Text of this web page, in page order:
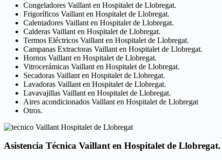
Congeladores Vaillant en Hospitalet de Llobregat.
Frigoríficos Vaillant en Hospitalet de Llobregat.
Calentadores Vaillant en Hospitalet de Llobregat.
Calderas Vaillant en Hospitalet de Llobregat.
Termos Eléctricos Vaillant en Hospitalet de Llobregat.
Campanas Extractoras Vaillant en Hospitalet de Llobregat.
Hornos Vaillant en Hospitalet de Llobregat.
Vitrocerámicas Vaillant en Hospitalet de Llobregat.
Secadoras Vaillant en Hospitalet de Llobregat.
Lavadoras Vaillant en Hospitalet de Llobregat.
Lavavajillas Vaillant en Hospitalet de Llobregat.
Aires acondicionados Vaillant en Hospitalet de Llobregat
Otros.
Asistencia Técnica Vaillant en Hospitalet de